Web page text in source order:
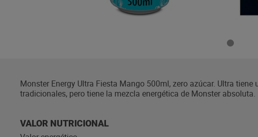
Monster Energy Ultra Fiesta Mango 500ml, zero azúcar. Ultra
tradicionales, pero tiene la mezcla energética de Monster absoluta.
VALOR NUTRICIONAL